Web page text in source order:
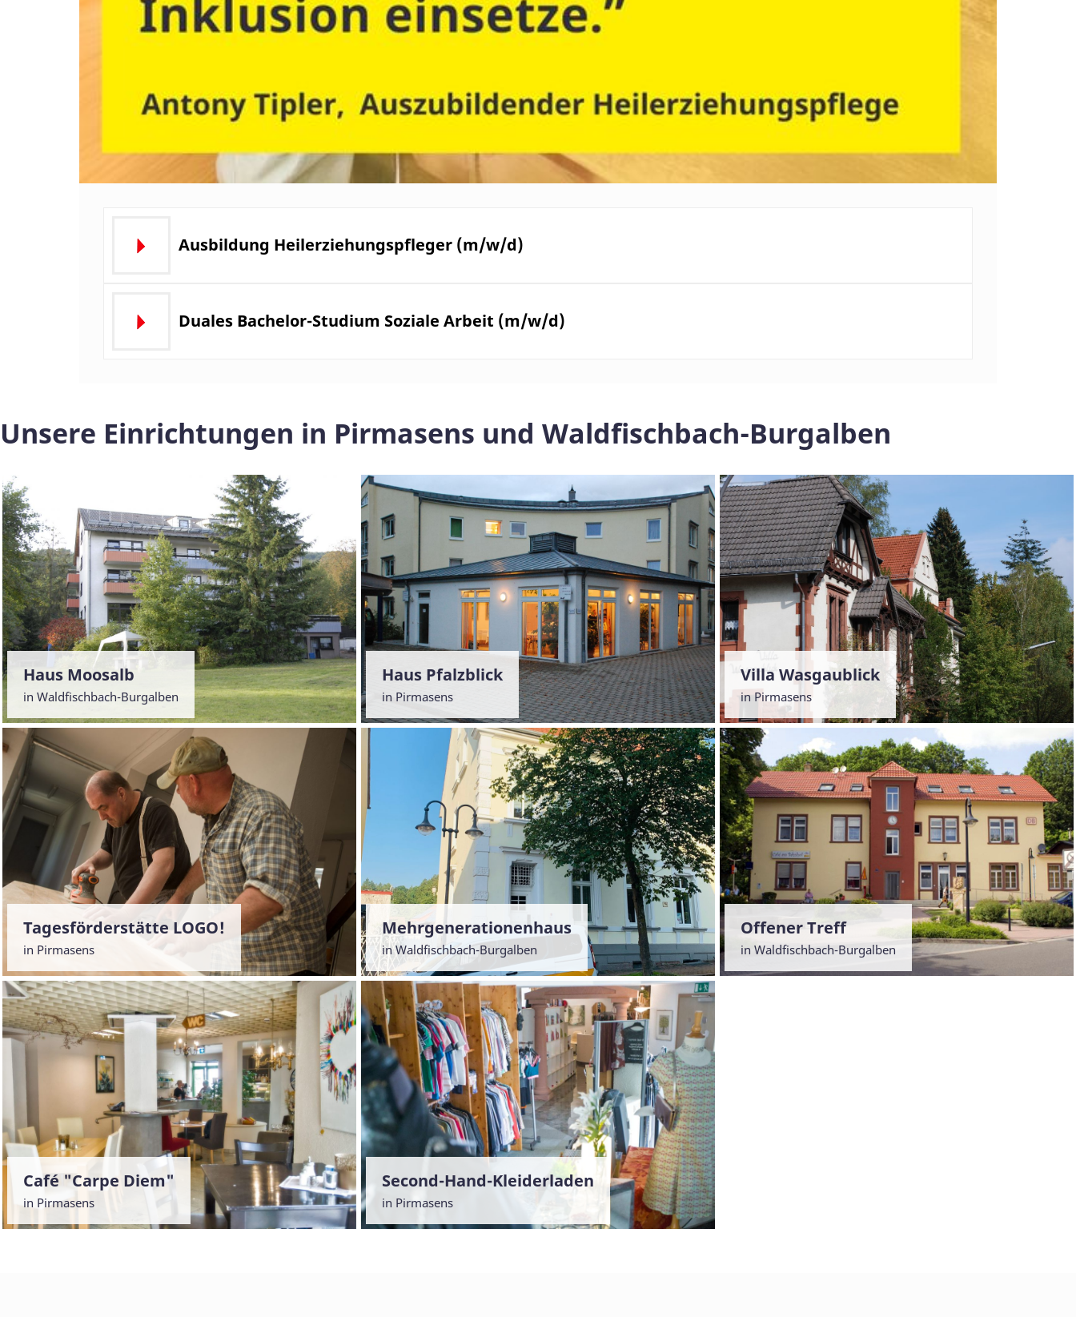
Ausbildung Heilerziehungspfleger (m/w/d)
Duales Bachelor-Studium Soziale Arbeit (m/w/d)
Unsere Einrichtungen in Pirmasens und Waldfischbach-Burgalben
Haus Moosalb
in Waldfischbach-Burgalben
Haus Pfalzblick
in Pirmasens
Villa Wasgaublick
in Pirmasens
Tagesförderstätte LOGO!
in Pirmasens
Mehrgenerationenhaus
in Waldfischbach-Burgalben
Offener Treff
in Waldfischbach-Burgalben
Café "Carpe Diem"
in Pirmasens
Second-Hand-Kleiderladen
in Pirmasens